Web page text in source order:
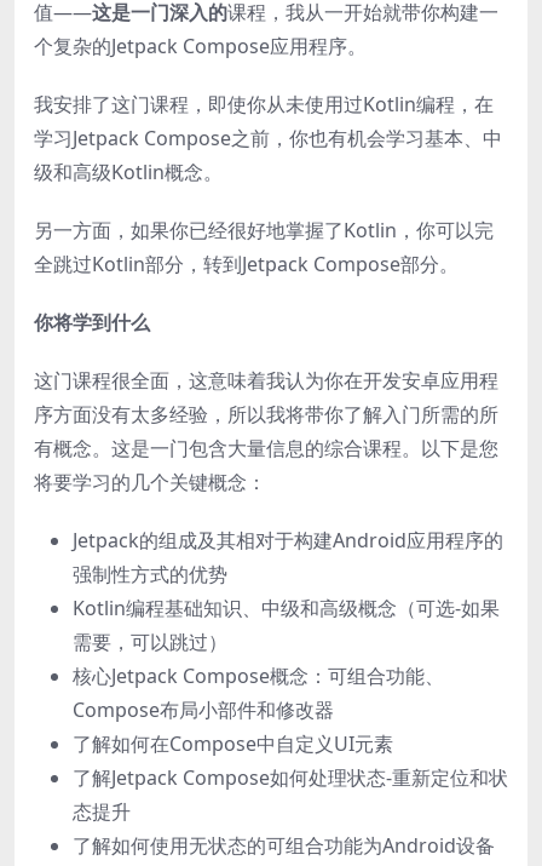
值——这是一门深入的课程，我从一开始就带你构建一
个复杂的Jetpack Compose应用程序。
我安排了这门课程，即使你从未使用过Kotlin编程，在
学习Jetpack Compose之前，你也有机会学习基本、中
级和高级Kotlin概念。
另一方面，如果你已经很好地掌握了Kotlin，你可以完
全跳过Kotlin部分，转到Jetpack Compose部分。
你将学到什么
这门课程很全面，这意味着我认为你在开发安卓应用程
序方面没有太多经验，所以我将带你了解入门所需的所
有概念。这是一门包含大量信息的综合课程。以下是您
将要学习的几个关键概念：
Jetpack的组成及其相对于构建Android应用程序的
强制性方式的优势
Kotlin编程基础知识、中级和高级概念（可选-如果
需要，可以跳过）
核心Jetpack Compose概念：可组合功能、
Compose布局小部件和修改器
了解如何在Compose中自定义UI元素
了解Jetpack Compose如何处理状态-重新定位和状
态提升
了解如何使用无状态的可组合功能为Android设备